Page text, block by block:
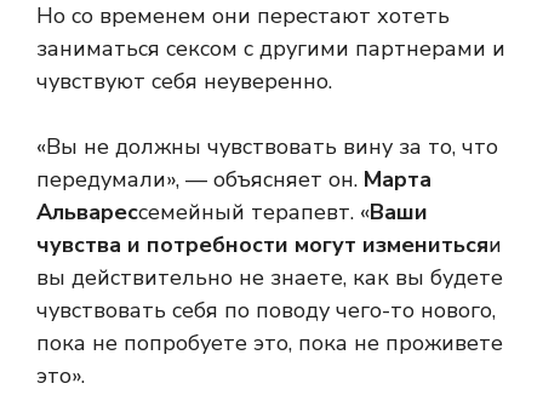
Но со временем они перестают хотеть
заниматься сексом с другими партнерами и
чувствуют себя неуверенно.
«Вы не должны чувствовать вину за то, что
передумали», — объясняет он. Марта
Альварессемейный терапевт. «Ваши
чувства и потребности могут изменитьсяи
вы действительно не знаете, как вы будете
чувствовать себя по поводу чего-то нового,
пока не попробуете это, пока не проживете
это».